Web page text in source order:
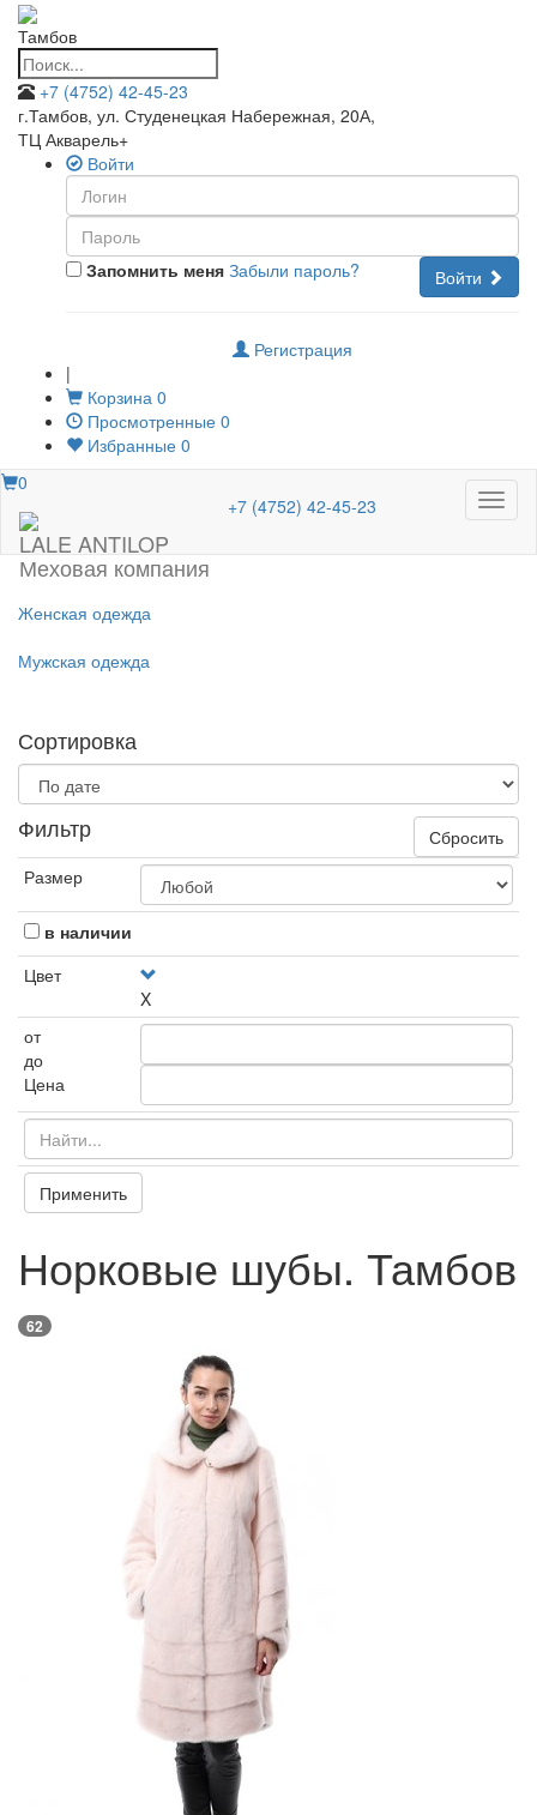
Тамбов
+7 (4752) 42-45-23
г.Тамбов, ул. Студенецкая Набережная, 20А,
ТЦ Акварель+
Войти
Запомнить меня Войти
Забыли пароль?
Регистрация
|
Корзина 0
Просмотренные 0
Избранные 0
Меню
0
LALE ANTILOP
Меховая компания
+7 (4752) 42-45-23
Женская одежда
Мужская одежда
Сортировка
Фильтр
Сбросить
Размер
в наличии
Цвет
X
от
до
Цена
Применить
Норковые шубы. Тамбов
62